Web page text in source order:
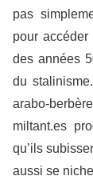
pas
pour
des années
du
arabo-
miltant.es
qu’ils
aussi se